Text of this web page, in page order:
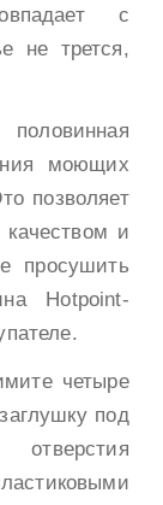
с
не трется,
моющих
позволяет
и
просушить
Hotpoint-
четыре
под